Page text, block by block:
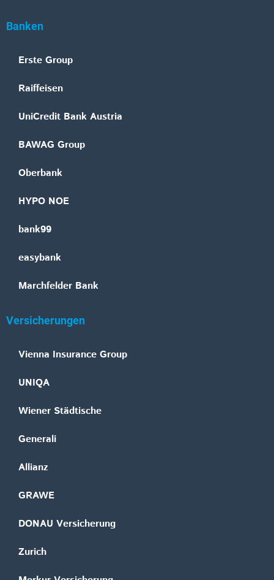
Banken
Erste Group
Raiffeisen
UniCredit Bank Austria
BAWAG Group
Oberbank
HYPO NOE
bank99
easybank
Marchfelder Bank
Versicherungen
Vienna Insurance Group
UNIQA
Wiener Städtische
Generali
Allianz
GRAWE
DONAU Versicherung
Zurich